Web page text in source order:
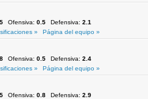
Ofensiva: 0.5 Defensiva: 2.1
»
Página del equipo »
Ofensiva: 0.5 Defensiva: 2.4
»
Página del equipo »
Ofensiva: 0.8 Defensiva: 2.9